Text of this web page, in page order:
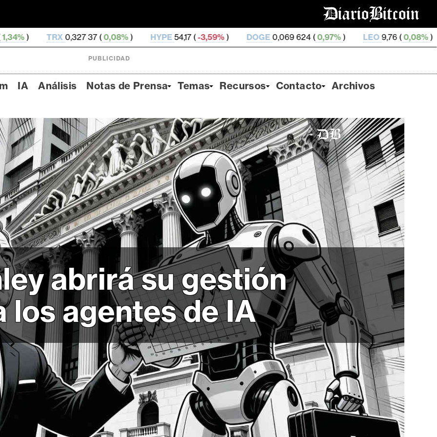
0,327 37 ( 0,08%) HYPE54,17 ( -3,59%) DOGE0,069 624 (0,97%) LEO9,76 (0,08%) ZEC509,4 (
PUBLICIDAD
IA Análisis Notas de Prensa Temas Recursos Contacto Archivos
abrirá su gestión
los agentes de IA